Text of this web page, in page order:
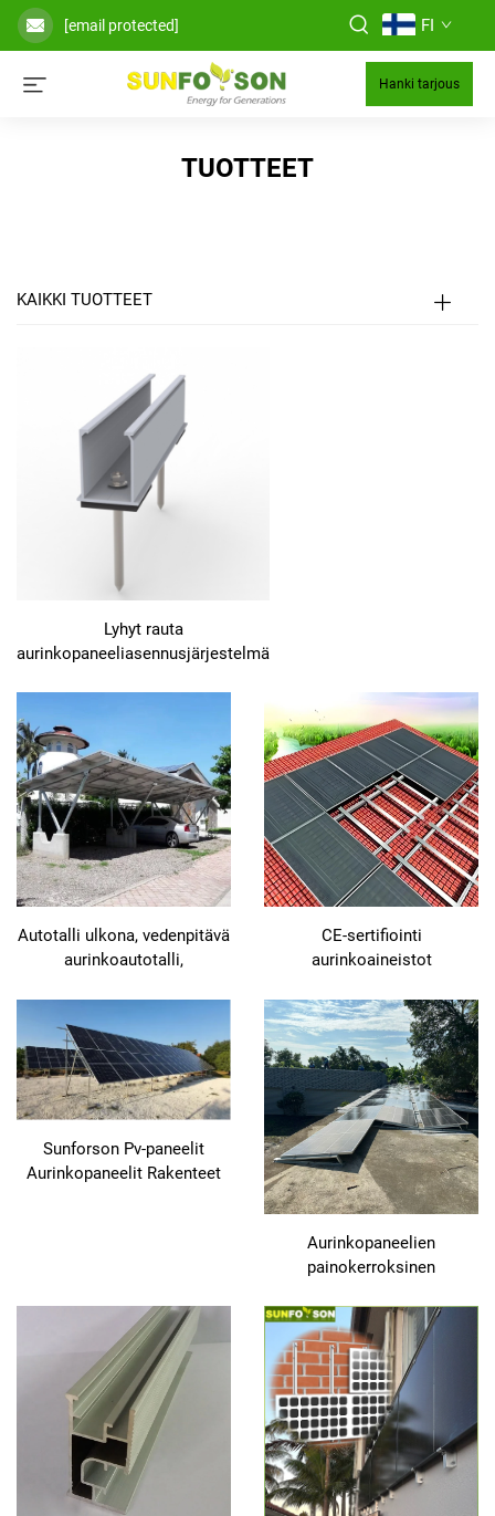
[email protected] FI
Hanki tarjous
TUOTTEET
KAIKKI TUOTTEET
Lyhyt rauta
aurinkopaneeliasennusjärjestelmä
Autotalli ulkona, vedenpitävä
aurinkoautotalli,
CE-sertifiointi
aurinkoaineistot
takkikivet
Sunforson Pv-paneelit
Aurinkopaneelit Rakenteet
Aurinkopaneelien
painokerroksinen
tasapohjaiselle kattolle ja
maalle Tason
aurinkokiinnitysraamit
fotovoltaisten paneelien
varten